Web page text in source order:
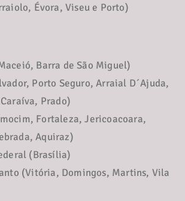
Évora, Viseu e Porto)
Barra de São Miguel)
Porto Seguro, Arraial D´Ajuda,
Prado)
Fortaleza, Jericoacoara,
Aquiraz)
(Brasília)
(Vitória, Domingos, Martins, Vila